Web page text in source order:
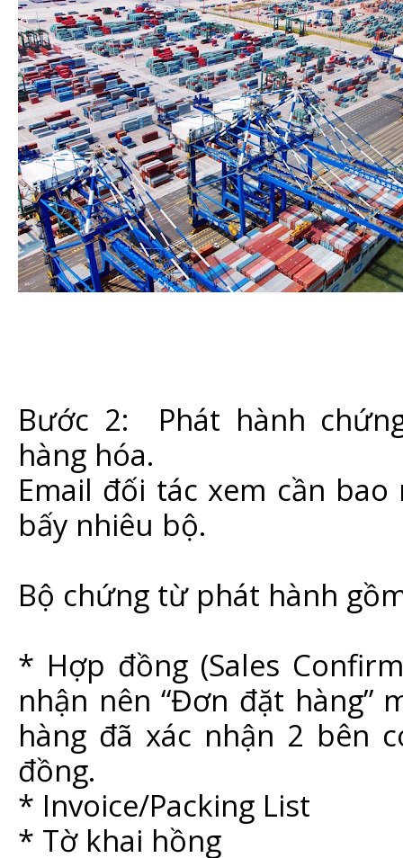
Bước 2: Phát hành
hàng hóa.
Email đối tác xem cần
bấy nhiêu bộ.
Bộ chứng từ phát hành
* Hợp đồng (Sales
nhận nên “Đơn đặt hàng”
hàng đã xác nhận 2 bên
đồng.
* Invoice/Packing List
* Tờ khai hồng